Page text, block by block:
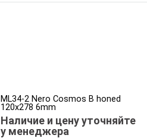
ML34-2 Nero Cosmos B honed
120x278 6mm
Наличие и цену уточняйте
у менеджера